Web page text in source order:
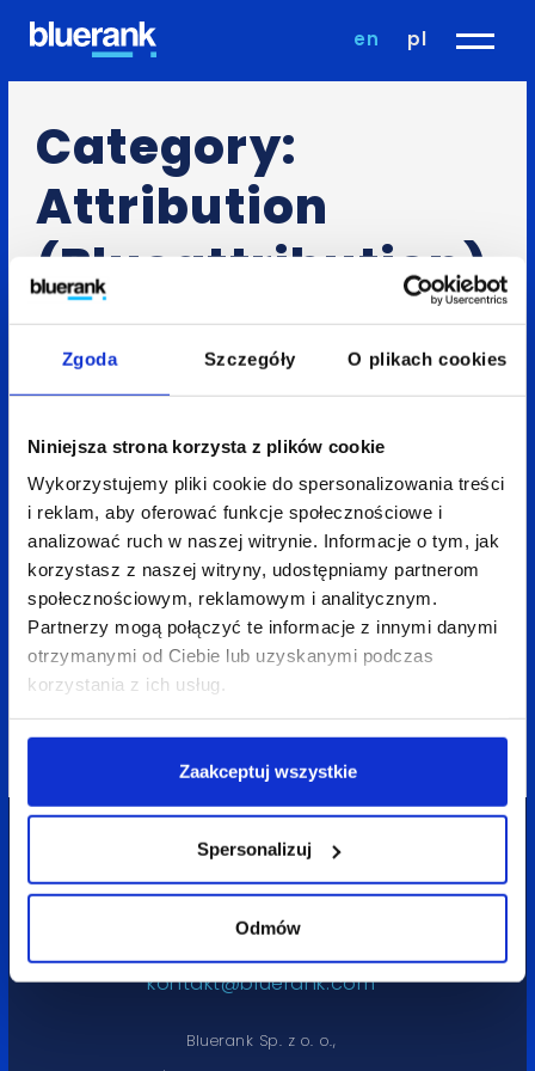
Zgoda Szczegóły O plikach cookies
Niniejsza strona korzysta z plików cookie
Wykorzystujemy pliki cookie do spersonalizowania treści
i reklam, aby oferować funkcje społecznościowe i
analizować ruch w naszej witrynie. Informacje o tym, jak
korzystasz z naszej witryny, udostępniamy partnerom
społecznościowym, reklamowym i analitycznym.
Partnerzy mogą połączyć te informacje z innymi danymi
otrzymanymi od Ciebie lub uzyskanymi podczas
korzystania z ich usług.
Zaakceptuj wszystkie
Spersonalizuj
Odmów
en pl
Category:
Attribution
(Blueattribution)
December 30 2020 Rafał Przepióra
Comparison of data-driven attribution models
in GMP
kontakt@bluerank.com
Bluerank Sp. z o. o.,